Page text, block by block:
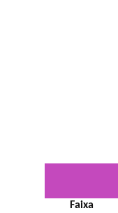
Faixa